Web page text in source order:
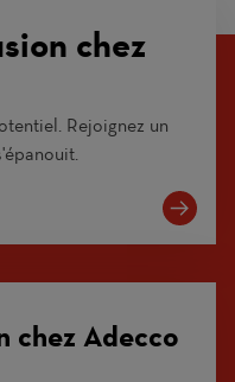
chez
Rejoignez un
chez Adecco